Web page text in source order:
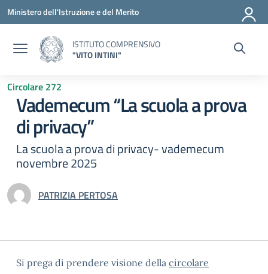
Vai ai contenuti
Vai al menu di navigazione
Vai al footer
Ministero dell'Istruzione e del Merito
ISTITUTO COMPRENSIVO
"VITO INTINI"
Circolare 272
Vademecum “La scuola a prova
di privacy”
La scuola a prova di privacy- vademecum
novembre 2025
PATRIZIA PERTOSA
Si prega di prendere visione della circolare